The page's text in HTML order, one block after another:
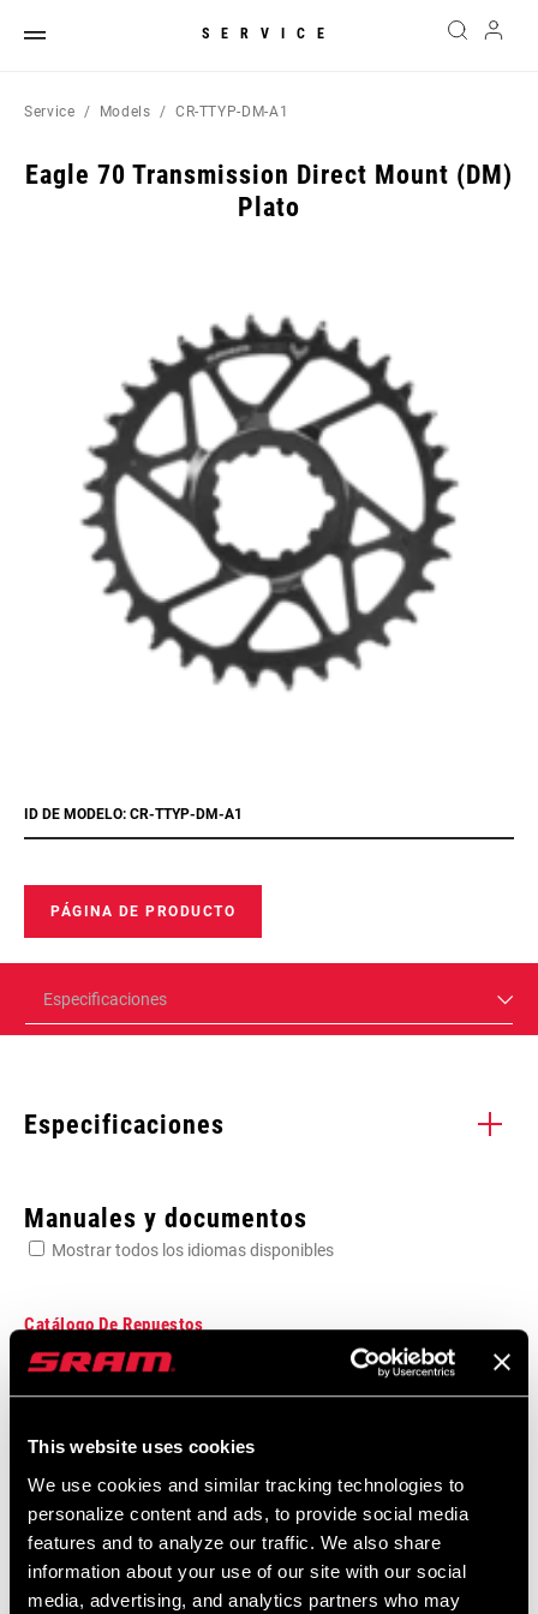
This website uses cookies
We use cookies and similar tracking technologies to
personalize content and ads, to provide social media
features and to analyze our traffic. We also share
information about your use of our site with our social
media, advertising, and analytics partners who may
SERVICE
Service Models CR-TTYP-DM-A1
Eagle 70 Transmission Direct Mount (DM)
Plato
ID DE MODELO: CR-TTYP-DM-A1
PÁGINA DE PRODUCTO
Especificaciones
Especificaciones
OFFSET
CHAIN
TECHNOLOGY
Eagle, T-Type
DRIVETRAIN
1x
Manuales y documentos
Mostrar todos los idiomas disponibles
Catálogo De Repuestos
72 MB
Garantía SRAM